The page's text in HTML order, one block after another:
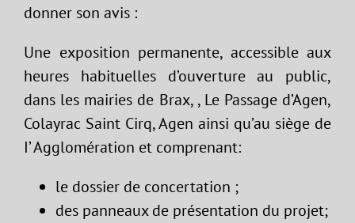
donner son avis :
Une exposition permanente, accessible aux
heures habituelles d’ouverture au public,
dans les mairies de Brax, , Le Passage d’Agen,
Colayrac Saint Cirq, Agen ainsi qu’au siège de
I’ Agglomération et comprenant:
le dossier de concertation ;
des panneaux de présentation du projet;